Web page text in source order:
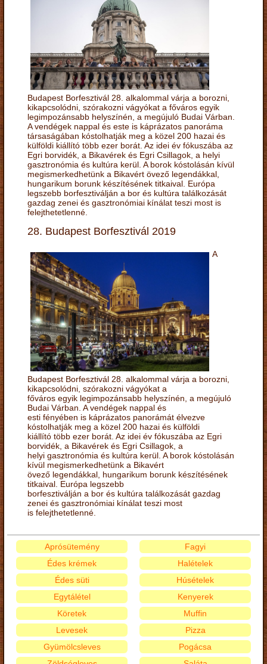
Budapest Borfesztivál 28. alkalommal várja a borozni,
kikapcsolódni, szórakozni vágyókat a főváros egyik
legimpozánsabb helyszínén, a megújuló Budai Várban.
A vendégek nappal és este is káprázatos panoráma
társaságában kóstolhatják meg a közel 200 hazai és
külföldi kiállító több ezer borát. Az idei év fókuszába az
Egri borvidék, a Bikavérek és Egri Csillagok, a helyi
gasztronómia és kultúra kerül. A borok kóstolásán kívül
megismerkedhetünk a Bikavért övező legendákkal,
hungarikum borunk készítésének titkaival. Európa
legszebb borfesztiválján a bor és kultúra találkozását
gazdag zenei és gasztronómiai kínálat teszi most is
felejthetetlenné.
28. Budapest Borfesztivál 2019
A
Budapest Borfesztivál 28. alkalommal várja a borozni,
kikapcsolódni, szórakozni vágyókat a
főváros egyik legimpozánsabb helyszínén, a megújuló
Budai Várban. A vendégek nappal és
esti fényében is káprázatos panorámát élvezve
kóstolhatják meg a közel 200 hazai és külföldi
kiállító több ezer borát. Az idei év fókuszába az Egri
borvidék, a Bikavérek és Egri Csillagok, a
helyi gasztronómia és kultúra kerül. A borok kóstolásán
kívül megismerkedhetünk a Bikavért
övező legendákkal, hungarikum borunk készítésének
titkaival. Európa legszebb
borfesztiválján a bor és kultúra találkozását gazdag
zenei és gasztronómiai kínálat teszi most
is felejthetetlenné.
Aprósütemény
Édes krémek
Édes süti
Egytálétel
Fagyi
Halételek
Húsételek
Kenyerek
Köretek
Levesek
Gyümölcsleves
Muffin
Pizza
Pogácsa